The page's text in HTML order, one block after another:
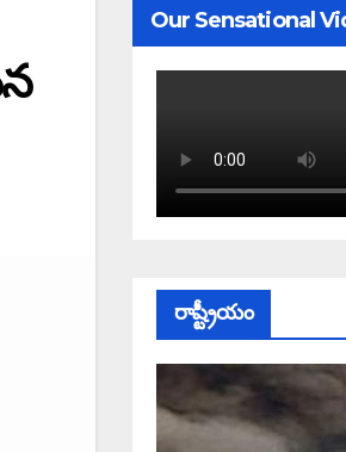
Our Sensational
రాష్ట్రీయం